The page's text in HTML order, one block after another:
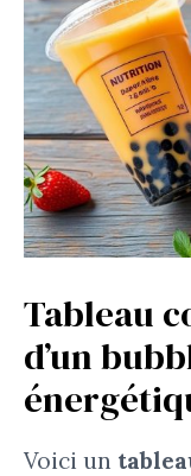
Tableau
d’un
Voici un